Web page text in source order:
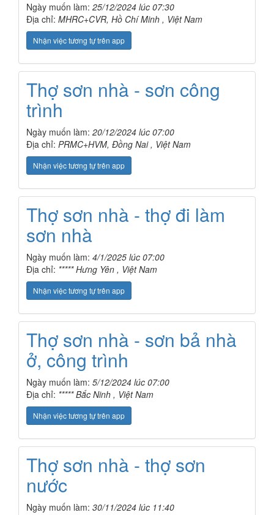
Ngày muốn làm: 25/12/2024 lúc 07:30
Địa chỉ: MHRC+CVR, Hồ Chí Minh , Việt Nam
Nhận việc tương tự trên app
Thợ sơn nhà - sơn công
trình
Ngày muốn làm: 20/12/2024 lúc 07:00
Địa chỉ: PRMC+HVM, Đồng Nai , Việt Nam
Nhận việc tương tự trên app
Thợ sơn nhà - thợ đi làm
sơn nhà
Ngày muốn làm: 4/1/2025 lúc 07:00
Địa chỉ: ***** Hưng Yên , Việt Nam
Nhận việc tương tự trên app
Thợ sơn nhà - sơn bả nhà
ở, công trình
Ngày muốn làm: 5/12/2024 lúc 07:00
Địa chỉ: ***** Bắc Ninh , Việt Nam
Nhận việc tương tự trên app
Thợ sơn nhà - thợ sơn
nước
Ngày muốn làm: 30/11/2024 lúc 11:40